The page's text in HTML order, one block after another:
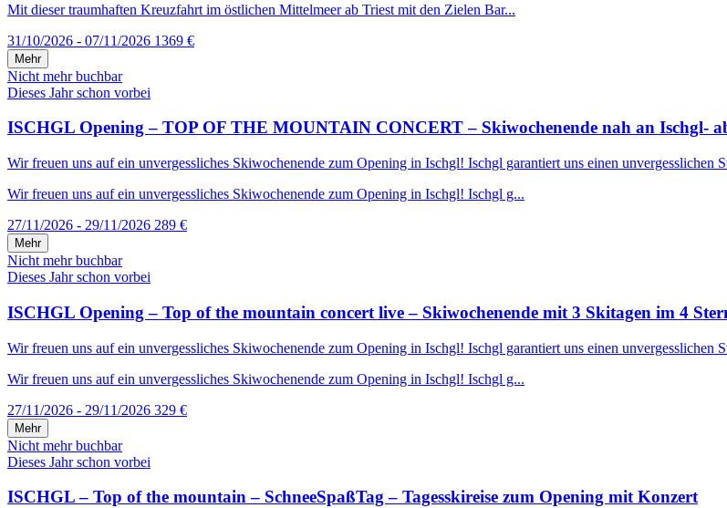
Mit dieser traumhaften Kreuzfahrt im östlichen Mittelmeer ab Triest mit den Zielen Bar...
31/10/2026 - 07/11/2026 1369 €
Mehr
Nicht mehr buchbar
Dieses Jahr schon vorbei
ISCHGL Opening – TOP OF THE MOUNTAIN CONCERT – Skiwochenende nah an Ischgl-
Wir freuen uns auf ein unvergessliches Skiwochenende zum Opening in Ischgl! Ischgl garantiert uns einen unvergesslichen
Wir freuen uns auf ein unvergessliches Skiwochenende zum Opening in Ischgl! Ischgl g...
27/11/2026 - 29/11/2026 289 €
Mehr
Nicht mehr buchbar
Dieses Jahr schon vorbei
ISCHGL Opening – Top of the mountain concert live – Skiwochenende mit 3 Skitagen im 4
Wir freuen uns auf ein unvergessliches Skiwochenende zum Opening in Ischgl! Ischgl garantiert uns einen unvergesslichen
Wir freuen uns auf ein unvergessliches Skiwochenende zum Opening in Ischgl! Ischgl g...
27/11/2026 - 29/11/2026 329 €
Mehr
Nicht mehr buchbar
Dieses Jahr schon vorbei
ISCHGL – Top of the mountain – SchneeSpaßTag – Tagesskireise zum Opening mit Konzert